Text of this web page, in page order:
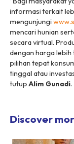
informasi terkait
mengunjungi
mencari hunian
secara virtual.
dengan harga
pilihan tepat
tinggal atau
tutup Alim Gunadi.
Discover